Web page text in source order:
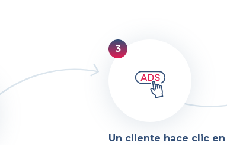
Un cliente hace clic